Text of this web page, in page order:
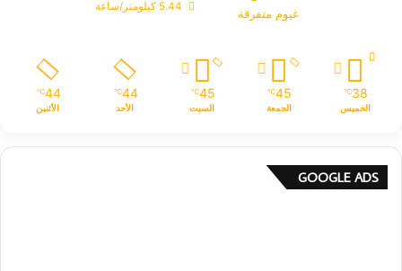
غيوم متفرقة 5.44 كيلومتر/ساعة
38
℃
الخميس
45
℃
الجمعة
45
℃
السبت
44
℃
الأحد
44
℃
الأثنين
GOOGLE ADS